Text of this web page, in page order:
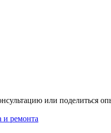
или поделиться
и ремонта